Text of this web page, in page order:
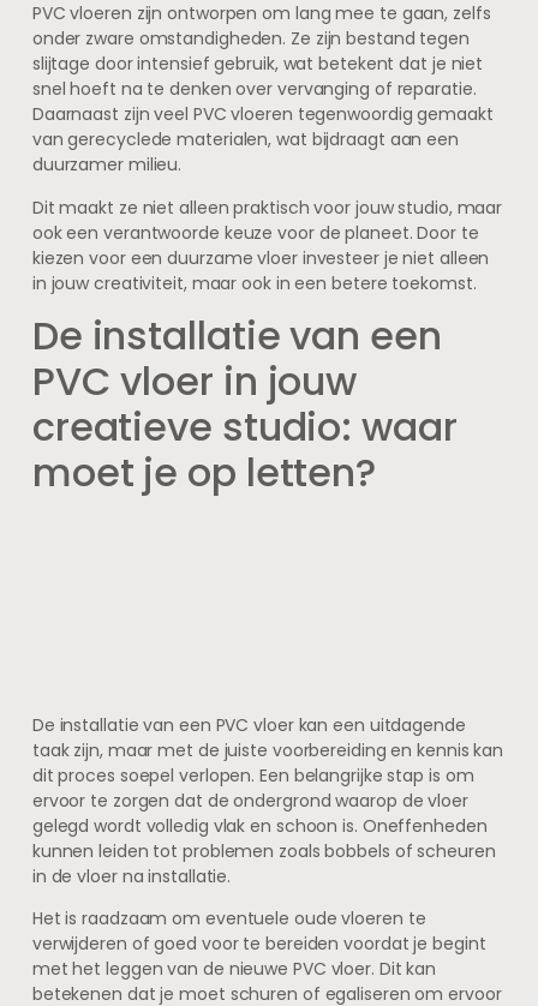
PVC vloeren zijn ontworpen om lang mee te gaan, zelfs
onder zware omstandigheden. Ze zijn bestand tegen
slijtage door intensief gebruik, wat betekent dat je niet
snel hoeft na te denken over vervanging of reparatie.
Daarnaast zijn veel PVC vloeren tegenwoordig gemaakt
van gerecyclede materialen, wat bijdraagt aan een
duurzamer milieu.
Dit maakt ze niet alleen praktisch voor jouw studio, maar
ook een verantwoorde keuze voor de planeet. Door te
kiezen voor een duurzame vloer investeer je niet alleen
in jouw creativiteit, maar ook in een betere toekomst.
De installatie van een
PVC vloer in jouw
creatieve studio: waar
moet je op letten?
De installatie van een PVC vloer kan een uitdagende
taak zijn, maar met de juiste voorbereiding en kennis kan
dit proces soepel verlopen. Een belangrijke stap is om
ervoor te zorgen dat de ondergrond waarop de vloer
gelegd wordt volledig vlak en schoon is. Oneffenheden
kunnen leiden tot problemen zoals bobbels of scheuren
in de vloer na installatie.
Het is raadzaam om eventuele oude vloeren te
verwijderen of goed voor te bereiden voordat je begint
met het leggen van de nieuwe PVC vloer. Dit kan
betekenen dat je moet schuren of egaliseren om ervoor